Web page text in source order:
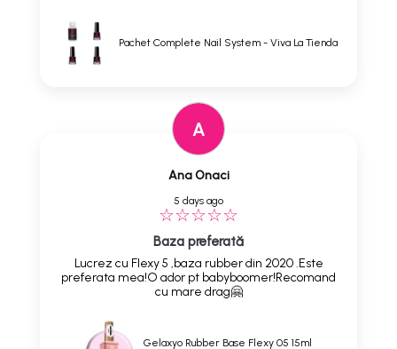
Pachet Complete Nail System - Viva La Tienda
A
Ana Onaci
5 days ago
Baza preferată
Lucrez cu Flexy 5 ,baza rubber din 2020 .Este
preferata mea!O ador pt babyboomer!Recomand
cu mare drag🤗
Gelaxyo Rubber Base Flexy 05 15ml